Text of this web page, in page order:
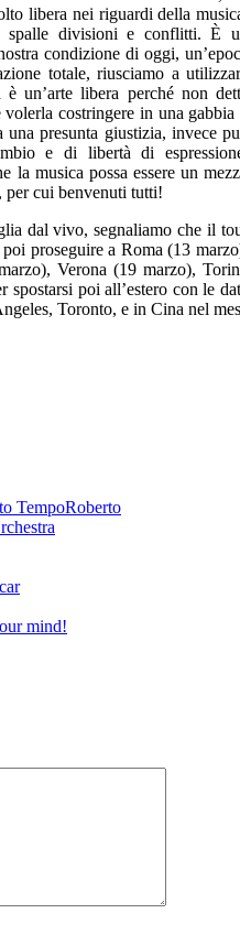
libera nei riguardi della
spalle divisioni e conflitti. È
condizione di oggi,
totale, riusciamo a
un’arte libera perché non
costringere in una gabbia
presunta giustizia, invece
e di libertà di
la musica possa essere un
per cui benvenuti tutti!
dal vivo, segnaliamo che il
proseguire a Roma (13
Verona (19 marzo),
spostarsi poi all’estero con le
Toronto, e in Cina nel
TempoRoberto
mind!